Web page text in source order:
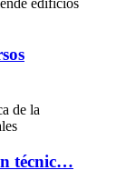
técnic…